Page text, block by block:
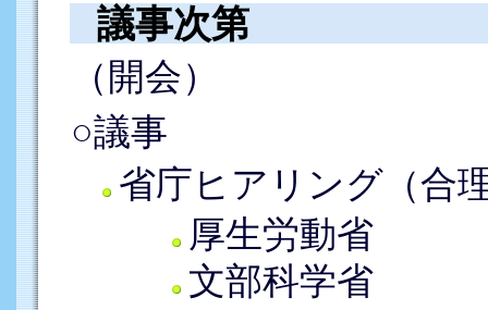
議事次第
（開会）
○議事
省庁ヒアリング（合
厚生労動省
文部科学省